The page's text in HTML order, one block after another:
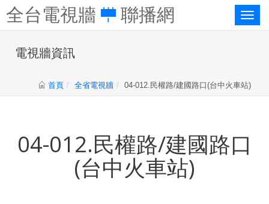
Toggle
全台電視牆 聯播網
電視牆資訊
首頁 全省電視牆 04-012.民權路/建國路口(台中火車站)
04-012.民權路/建國路口
(台中火車站)